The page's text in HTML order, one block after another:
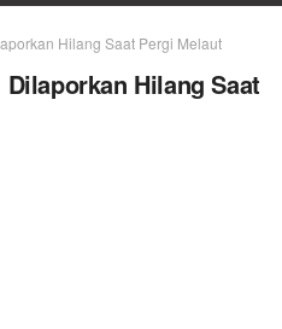
Hilang Saat Pergi Melaut
Hilang Saat